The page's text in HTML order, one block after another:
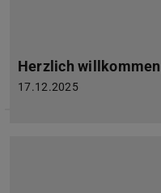
Herzlich
17.12.2025